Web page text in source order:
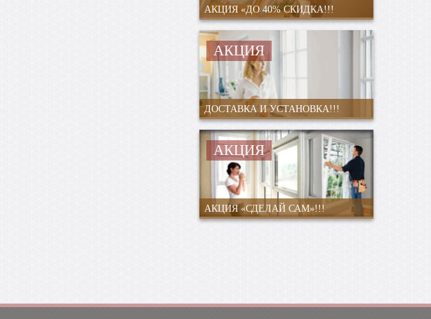
АКЦИЯ «ДО 40% СКИДКА!!!
АКЦИЯ
ДОСТАВКА И УСТАНОВКА!!!
АКЦИЯ
АКЦИЯ «СДЕЛАЙ САМ»!!!